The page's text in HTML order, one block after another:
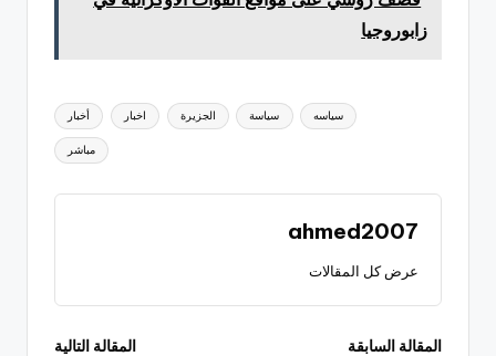
زابوروجيا
أخبار اخبار الجزيرة سياسة سياسه
مباشر
ahmed2007
عرض كل المقالات
المقالة السابقة المقالة التالية